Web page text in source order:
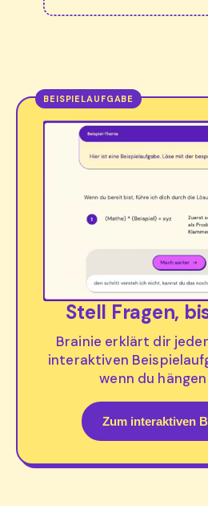
Stell Fragen,
Brainie erklärt dir
interaktiven
wenn du
Zum interaktiven